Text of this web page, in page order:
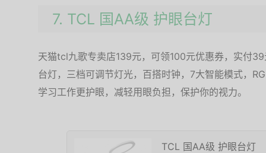
7. TCL 国AA级 护眼台灯
天猫tcl九歌专卖店139元，可领100元优惠券，实付
台灯，三档可调节灯光，百搭时钟，7大智能模式，
学习工作更护眼，减轻用眼负担，保护你的视力。
TCL 国AA级 护眼台灯